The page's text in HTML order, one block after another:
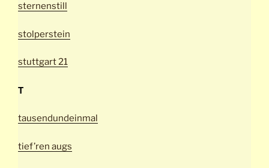
sternenstill
stolperstein
stuttgart 21
T
tausendundeinmal
tief’ren augs